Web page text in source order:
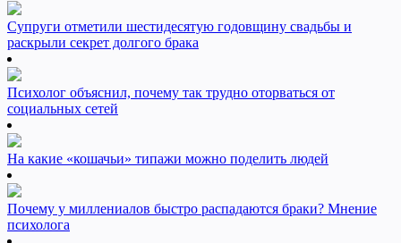
Супруги отметили шестидесятую годовщину свадьбы и
раскрыли секрет долгого брака
Психолог объяснил, почему так трудно оторваться от
социальных сетей
На какие «кошачьи» типажи можно поделить людей
Почему у миллениалов быстро распадаются браки? Мнение
психолога